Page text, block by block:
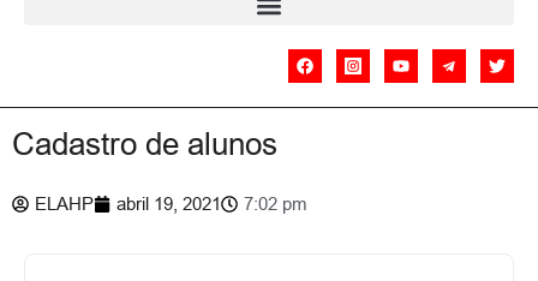
Cadastro de alunos
ELAHP abril 19, 2021 7:02 pm